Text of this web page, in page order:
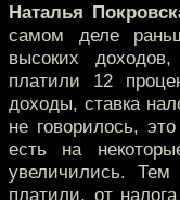
Наталья
самом деле
высоких
платили 12
доходы, ставка
не говорилось,
есть на
увеличились.
платили, от